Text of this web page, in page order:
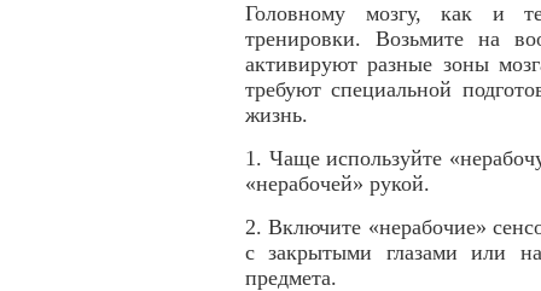
Головному мозгу, как и
тренировки. Возьмите на
активируют разные зоны
требуют специальной
жизнь.
1. Чаще используйте
«нерабочей» рукой.
2. Включите «нерабочие»
с закрытыми глазами или
предмета.